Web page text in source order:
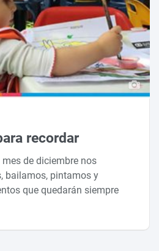
recordar
mes de diciembre nos
bailamos, pintamos y
que quedarán siempre